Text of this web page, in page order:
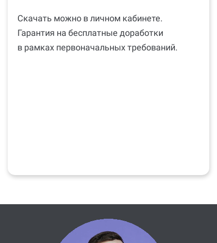
Скачать можно в личном кабинете.
Гарантия на бесплатные доработки
в рамках первоначальных требований.